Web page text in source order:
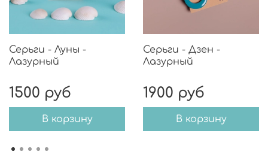
Серьги - Луны -
Лазурный
1500 руб
В корзину
Серьги - Дзен -
Лазурный
1900 руб
В корзину